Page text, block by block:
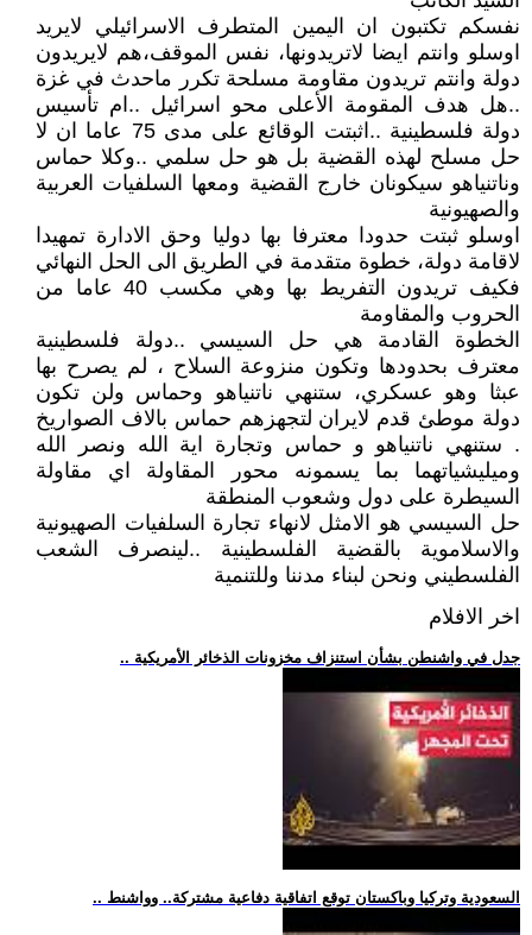
نفسكم تكتبون ان اليمين المتطرف الاسرائيلي لايريد
اوسلو وانتم ايضا لاتريدونها، نفس الموقف،هم لايريدون
دولة وانتم تريدون مقاومة مسلحة تكرر ماحدث في غزة
..هل هدف المقومة الأعلى محو اسرائيل ..ام تأسيس
دولة فلسطينية ..اثبتت الوقائع على مدى 75 عاما ان لا
حل مسلح لهذه القضية بل هو حل سلمي ..وكلا حماس
وناتنياهو سيكونان خارج القضية ومعها السلفيات العربية
والصهيونية
اوسلو ثبتت حدودا معترفا بها دوليا وحق الادارة تمهيدا
لاقامة دولة، خطوة متقدمة في الطريق الى الحل النهائي
فكيف تريدون التفريط بها وهي مكسب 40 عاما من
الحروب والمقاومة
الخطوة القادمة هي حل السيسي ..دولة فلسطينية
معترف بحدودها وتكون منزوعة السلاح ، لم يصرح بها
عبثا وهو عسكري، ستنهي ناتنياهو وحماس ولن تكون
دولة موطئ قدم لايران لتجهزهم حماس بالاف الصواريخ
. ستنهي ناتنياهو و حماس وتجارة اية الله ونصر الله
وميليشياتهما بما يسمونه محور المقاولة اي مقاولة
السيطرة على دول وشعوب المنطقة
حل السيسي هو الامثل لانهاء تجارة السلفيات الصهيونية
والاسلاموية بالقضية الفلسطينية ..لينصرف الشعب
الفلسطيني ونحن لبناء مدننا وللتنمية
اخر الافلام
.. جدل في واشنطن بشأن استنزاف مخزونات الذخائر الأمريكية
.. السعودية وتركيا وباكستان توقع اتفاقية دفاعية مشتركة.. وواشنط